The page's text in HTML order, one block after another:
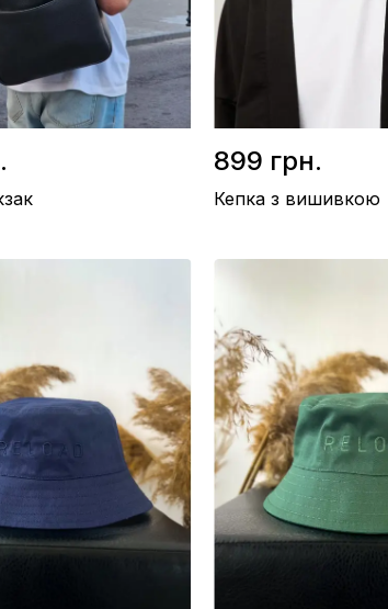
см.
899 грн.
Кепка з вишивкою
Колір / Чорний